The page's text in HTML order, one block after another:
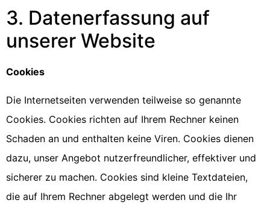
3. Datenerfassung auf
unserer Website
Cookies
Die Internetseiten verwenden teilweise so genannte
Cookies. Cookies richten auf Ihrem Rechner keinen
Schaden an und enthalten keine Viren. Cookies dienen
dazu, unser Angebot nutzerfreundlicher, effektiver und
sicherer zu machen. Cookies sind kleine Textdateien,
die auf Ihrem Rechner abgelegt werden und die Ihr